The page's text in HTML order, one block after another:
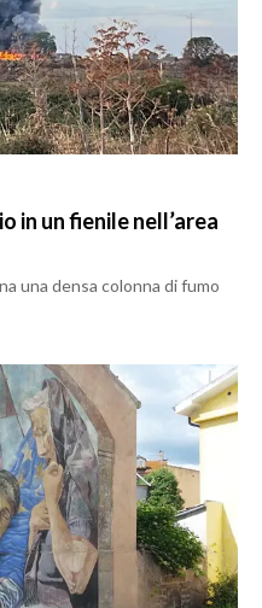
in un fienile nell’area
una densa colonna di fumo